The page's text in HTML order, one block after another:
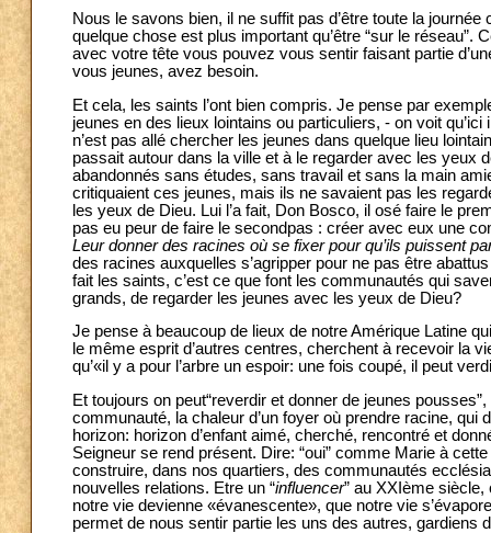
Nous le savons bien, il ne suffit pas d’être toute la
quelque chose est plus important qu’être “sur le
avec votre tête vous pouvez vous sentir faisant partie
vous jeunes, avez besoin.
Et cela, les saints l’ont bien compris. Je pense par
jeunes en des lieux lointains ou particuliers, - on voit
n’est pas allé chercher les jeunes dans quelque lieu
passait autour dans la ville et à le regarder avec les yeux
abandonnés sans études, sans travail et sans la main
critiquaient ces jeunes, mais ils ne savaient pas les
les yeux de Dieu. Lui l’a fait, Don Bosco, il osé faire le
pas eu peur de faire le secondpas : créer avec eux une
Leur donner des racines où se fixer pour qu’ils puissent
des racines auxquelles s’agripper pour ne pas être
fait les saints, c’est ce que font les communautés qui
grands, de regarder les jeunes avec les yeux de Dieu?
Je pense à beaucoup de lieux de notre Amérique Latine
le même esprit d’autres centres, cherchent à recevoir la
qu’«il y a pour l’arbre un espoir: une fois coupé, il peut
Et toujours on peut“reverdir et donner de jeunes
communauté, la chaleur d’un foyer où prendre racine,
horizon: horizon d’enfant aimé, cherché, rencontré et
Seigneur se rend présent. Dire: “oui” comme Marie à
construire, dans nos quartiers, des communautés
nouvelles relations. Etre un “influencer” au XXIème siècle,
notre vie devienne «évanescente», que notre vie
permet de nous sentir partie les uns des autres, gardiens